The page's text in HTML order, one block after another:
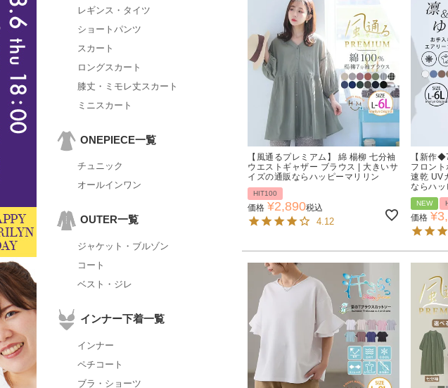
レギンス・タイツ
ショートパンツ
スカート
ロングスカート
膝丈・ミモレ丈スカート
ミニスカート
ONEPIECE一覧
チュニック
オールインワン
OUTER一覧
ジャケット・ブルゾン
コート
ベスト・ジレ
インナー下着一覧
インナー
ペチコート
ブラ・ショーツ
【風通るプレミアム】 綿 楊柳 七分袖
ウエストギャザー ブラウス | 大きいサ
イズの通販ならハッピーマリリン
HIT100
価格 ¥2,890税込
4.12
【新作
フロン
速乾 UV
ならハッ
NEW
価格 ¥